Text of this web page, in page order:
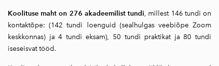
Koolituse maht on 276 akadeemilist tundi, millest 146 tundi on
kontaktõpe: (142 tundi loenguid (sealhulgas veebiõpe Zoom
keskkonnas) ja 4 tundi eksam), 50 tundi praktikat ja 80 tundi
iseseisvat tööd.